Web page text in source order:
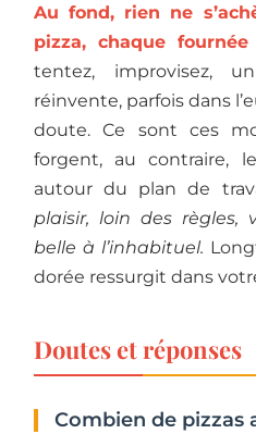
Au fond, rien ne
pizza, chaque
tentez, improvisez,
réinvente, parfois dans
doute. Ce sont ces
forgent, au contraire,
autour du plan de
plaisir, loin des règles,
belle à l’inhabituel.
dorée ressurgit dans
Doutes et réponses
Combien de pizzas